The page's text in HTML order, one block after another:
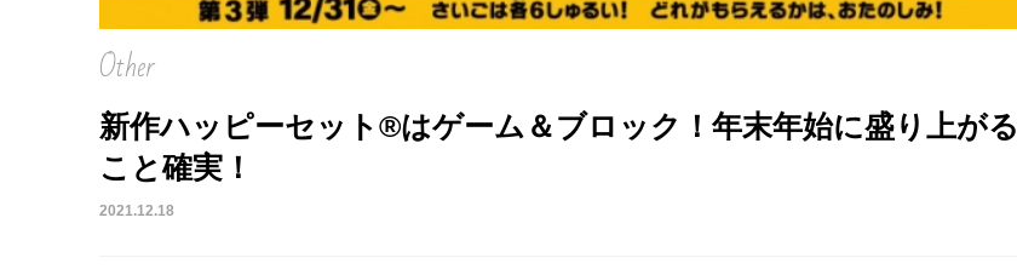
Other
新作ハッピーセット®はゲーム＆ブロック！年末年始に盛り上がる
こと確実！
2021.12.18